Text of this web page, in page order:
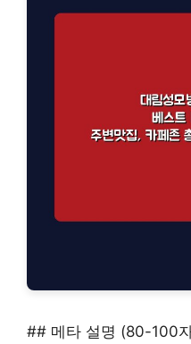
## 메타 설명 (80-100